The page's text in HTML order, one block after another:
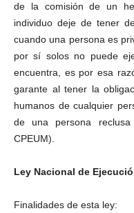
de la comisión de un
individuo deje de tener
cuando una persona es
por sí solos no puede
encuentra, es por esa
garante al tener la
humanos de cualquier
de una persona
CPEUM).
Ley Nacional de
Finalidades de esta ley: